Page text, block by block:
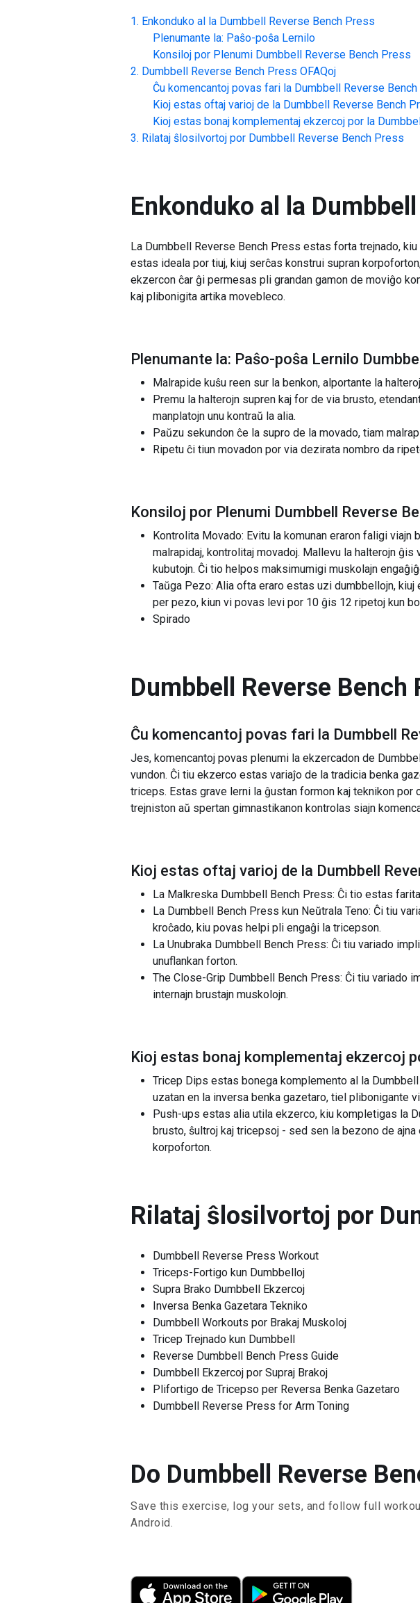
Enkonduko al la Dumbbell Reverse Bench Press
Plenumante la: Paŝo-poŝa Lernilo
Konsiloj por Plenumi Dumbbell Reverse Bench Press
Dumbbell Reverse Bench Press OFAQoj
Ĉu komencantoj povas fari la Dumbbell Reverse
Kioj estas oftaj varioj de la Dumbbell Reverse Bench
Kioj estas bonaj komplementaj ekzercoj por la
Rilataj ŝlosilvortoj por Dumbbell Reverse Bench Press
Enkonduko al la
La Dumbbell Reverse Bench Press estas forta trejnado,
estas ideala por tiuj, kiuj serĉas konstrui supran
ekzercon ĉar ĝi permesas pli grandan gamon de moviĝo
kaj plibonigita artika movebleco.
Plenumante la: Paŝo-poŝa Lernilo
Malrapide kuŝu reen sur la benkon, alportante la
Premu la halterojn supren kaj for de via brusto,
manplatojn unu kontraŭ la alia.
Paŭzu sekundon ĉe la supro de la movado, tiam
Ripetu ĉi tiun movadon por via dezirata nombro da
Konsiloj por Plenumi Dumbbell Reverse
Kontrolita Movado: Evitu la komunan eraron faligi
malrapidaj, kontrolitaj movadoj. Mallevu la halterojn
kubutojn. Ĉi tio helpos maksimumigi muskolajn
Taŭga Pezo: Alia ofta eraro estas uzi dumbbellojn,
per pezo, kiun vi povas levi por 10 ĝis 12 ripetoj kun
Spirado
Dumbbell Reverse Bench
Ĉu komencantoj povas fari la Dumbbell
Jes, komencantoj povas plenumi la ekzercadon de
vundon. Ĉi tiu ekzerco estas variaĵo de la tradicia benka
triceps. Estas grave lerni la ĝustan formon kaj teknikon
trejniston aŭ spertan gimnastikanon kontrolas siajn
Kioj estas oftaj varioj de la Dumbbell
La Malkreska Dumbbell Bench Press: Ĉi tio estas
La Dumbbell Bench Press kun Neŭtrala Teno: Ĉi tiu
kroĉado, kiu povas helpi pli engaĝi la tricepson.
La Unubraka Dumbbell Bench Press: Ĉi tiu variado
unuflankan forton.
The Close-Grip Dumbbell Bench Press: Ĉi tiu variado
internajn brustajn muskolojn.
Kioj estas bonaj komplementaj ekzercoj
Tricep Dips estas bonega komplemento al la
uzatan en la inversa benka gazetaro, tiel plibonigante
Push-ups estas alia utila ekzerco, kiu kompletigas la
brusto, ŝultroj kaj tricepsoj - sed sen la bezono de
korpoforton.
Rilataj ŝlosilvortoj por
Dumbbell Reverse Press Workout
Triceps-Fortigo kun Dumbbelloj
Supra Brako Dumbbell Ekzercoj
Inversa Benka Gazetara Tekniko
Dumbbell Workouts por Brakaj Muskoloj
Tricep Trejnado kun Dumbbell
Reverse Dumbbell Bench Press Guide
Dumbbell Ekzercoj por Supraj Brakoj
Plifortigo de Tricepso per Reversa Benka Gazetaro
Dumbbell Reverse Press for Arm Toning
Do Dumbbell Reverse
Save this exercise, log your sets, and follow full
Android.